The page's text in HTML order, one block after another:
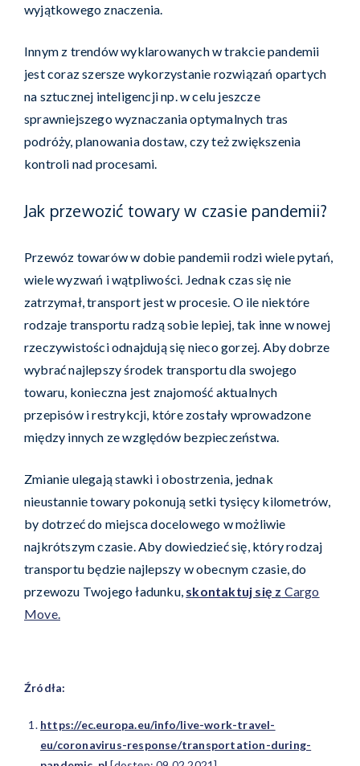
wyjątkowego znaczenia.
Innym z trendów wyklarowanych w trakcie pandemii
jest coraz szersze wykorzystanie rozwiązań opartych
na sztucznej inteligencji np. w celu jeszcze
sprawniejszego wyznaczania optymalnych tras
podróży, planowania dostaw, czy też zwiększenia
kontroli nad procesami.
Jak przewozić towary w czasie pandemii?
Przewóz towarów w dobie pandemii rodzi wiele pytań,
wiele wyzwań i wątpliwości. Jednak czas się nie
zatrzymał, transport jest w procesie. O ile niektóre
rodzaje transportu radzą sobie lepiej, tak inne w nowej
rzeczywistości odnajdują się nieco gorzej. Aby dobrze
wybrać najlepszy środek transportu dla swojego
towaru, konieczna jest znajomość aktualnych
przepisów i restrykcji, które zostały wprowadzone
między innych ze względów bezpieczeństwa.
Zmianie ulegają stawki i obostrzenia, jednak
nieustannie towary pokonują setki tysięcy kilometrów,
by dotrzeć do miejsca docelowego w możliwie
najkrótszym czasie. Aby dowiedzieć się, który rodzaj
transportu będzie najlepszy w obecnym czasie, do
przewozu Twojego ładunku, skontaktuj się z Cargo
Move.
Źródła:
https://ec.europa.eu/info/live-work-travel-
eu/coronavirus-response/transportation-during-